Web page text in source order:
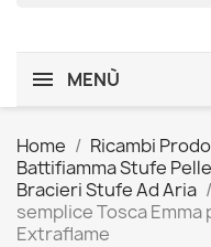
MENÙ
Home Ricambi
Battifiamma Stufe
Bracieri Stufe Ad Aria
semplice Tosca
Extraflame